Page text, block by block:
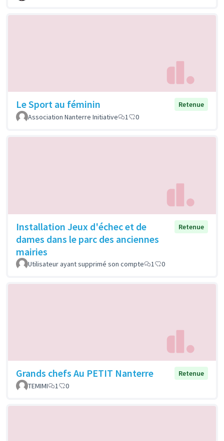
Le Sport au féminin
Retenue
Association Nanterre Initiative
1 0
Installation Jeux d'échec et de
dames dans le parc des anciennes
mairies
Retenue
Utilisateur ayant supprimé son compte 1 0
Grands chefs Au PETIT Nanterre
Retenue
TEMIMI
1 0